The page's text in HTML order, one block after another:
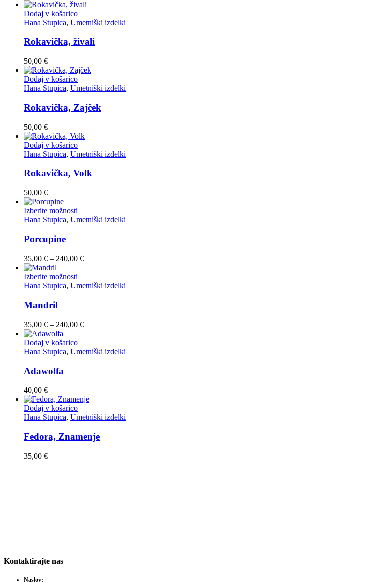
Dodaj v košarico
Hana Stupica, Umetniški izdelki
Rokavička, živali
50,00 €
Dodaj v košarico
Hana Stupica, Umetniški izdelki
Rokavička, Zajček
50,00 €
Dodaj v košarico
Hana Stupica, Umetniški izdelki
Rokavička, Volk
50,00 €
Izberite možnosti
izdelek
Možnosti
lahko
na
strani
Hana Stupica, Umetniški izdelki
Porcupine
35,00 € – 240,00 €Cenovni
35,00 €
Izberite možnosti
izdelek
Možnosti
na
strani
Hana Stupica, Umetniški izdelki
Mandril
35,00 € – 240,00 €Cenovni
35,00 €
Dodaj v košarico
Hana Stupica, Umetniški izdelki
Adawolfa
40,00 €
Dodaj v košarico
Hana Stupica, Umetniški izdelki
Fedora, Znamenje
35,00 €
Kontaktirajte nas
Naslov: